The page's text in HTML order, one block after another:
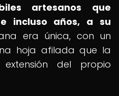
artesanos que
incluso años, a su
era única, con un
hoja afilada que la
del propio